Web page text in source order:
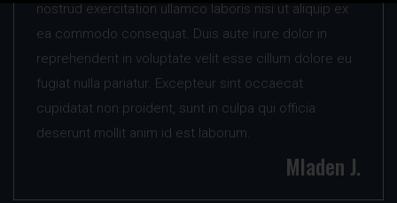
nostrud exercitation ullamco laboris nisi ut aliquip ex
ea commodo consequat. Duis aute irure dolor in
reprehenderit in voluptate velit esse cillum dolore eu
fugiat nulla pariatur. Excepteur sint occaecat
cupidatat non proident, sunt in culpa qui officia
deserunt mollit anim id est laborum.
Mladen J.